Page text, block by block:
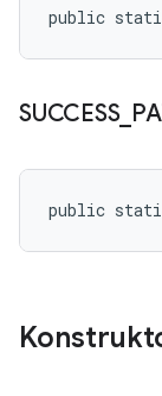
public
SUCCESS_
public static